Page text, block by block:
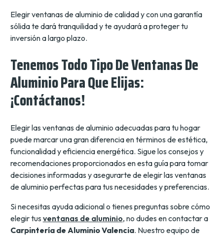
Elegir ventanas de aluminio de calidad y con una garantía
sólida te dará tranquilidad y te ayudará a proteger tu
inversión a largo plazo.
Tenemos Todo Tipo De Ventanas De
Aluminio Para Que Elijas:
¡Contáctanos!
Elegir las ventanas de aluminio adecuadas para tu hogar
puede marcar una gran diferencia en términos de estética,
funcionalidad y eficiencia energética. Sigue los consejos y
recomendaciones proporcionados en esta guía para tomar
decisiones informadas y asegurarte de elegir las ventanas
de aluminio perfectas para tus necesidades y preferencias.
Si necesitas ayuda adicional o tienes preguntas sobre cómo
elegir tus ventanas de aluminio, no dudes en contactar a
Carpintería de Aluminio Valencia. Nuestro equipo de